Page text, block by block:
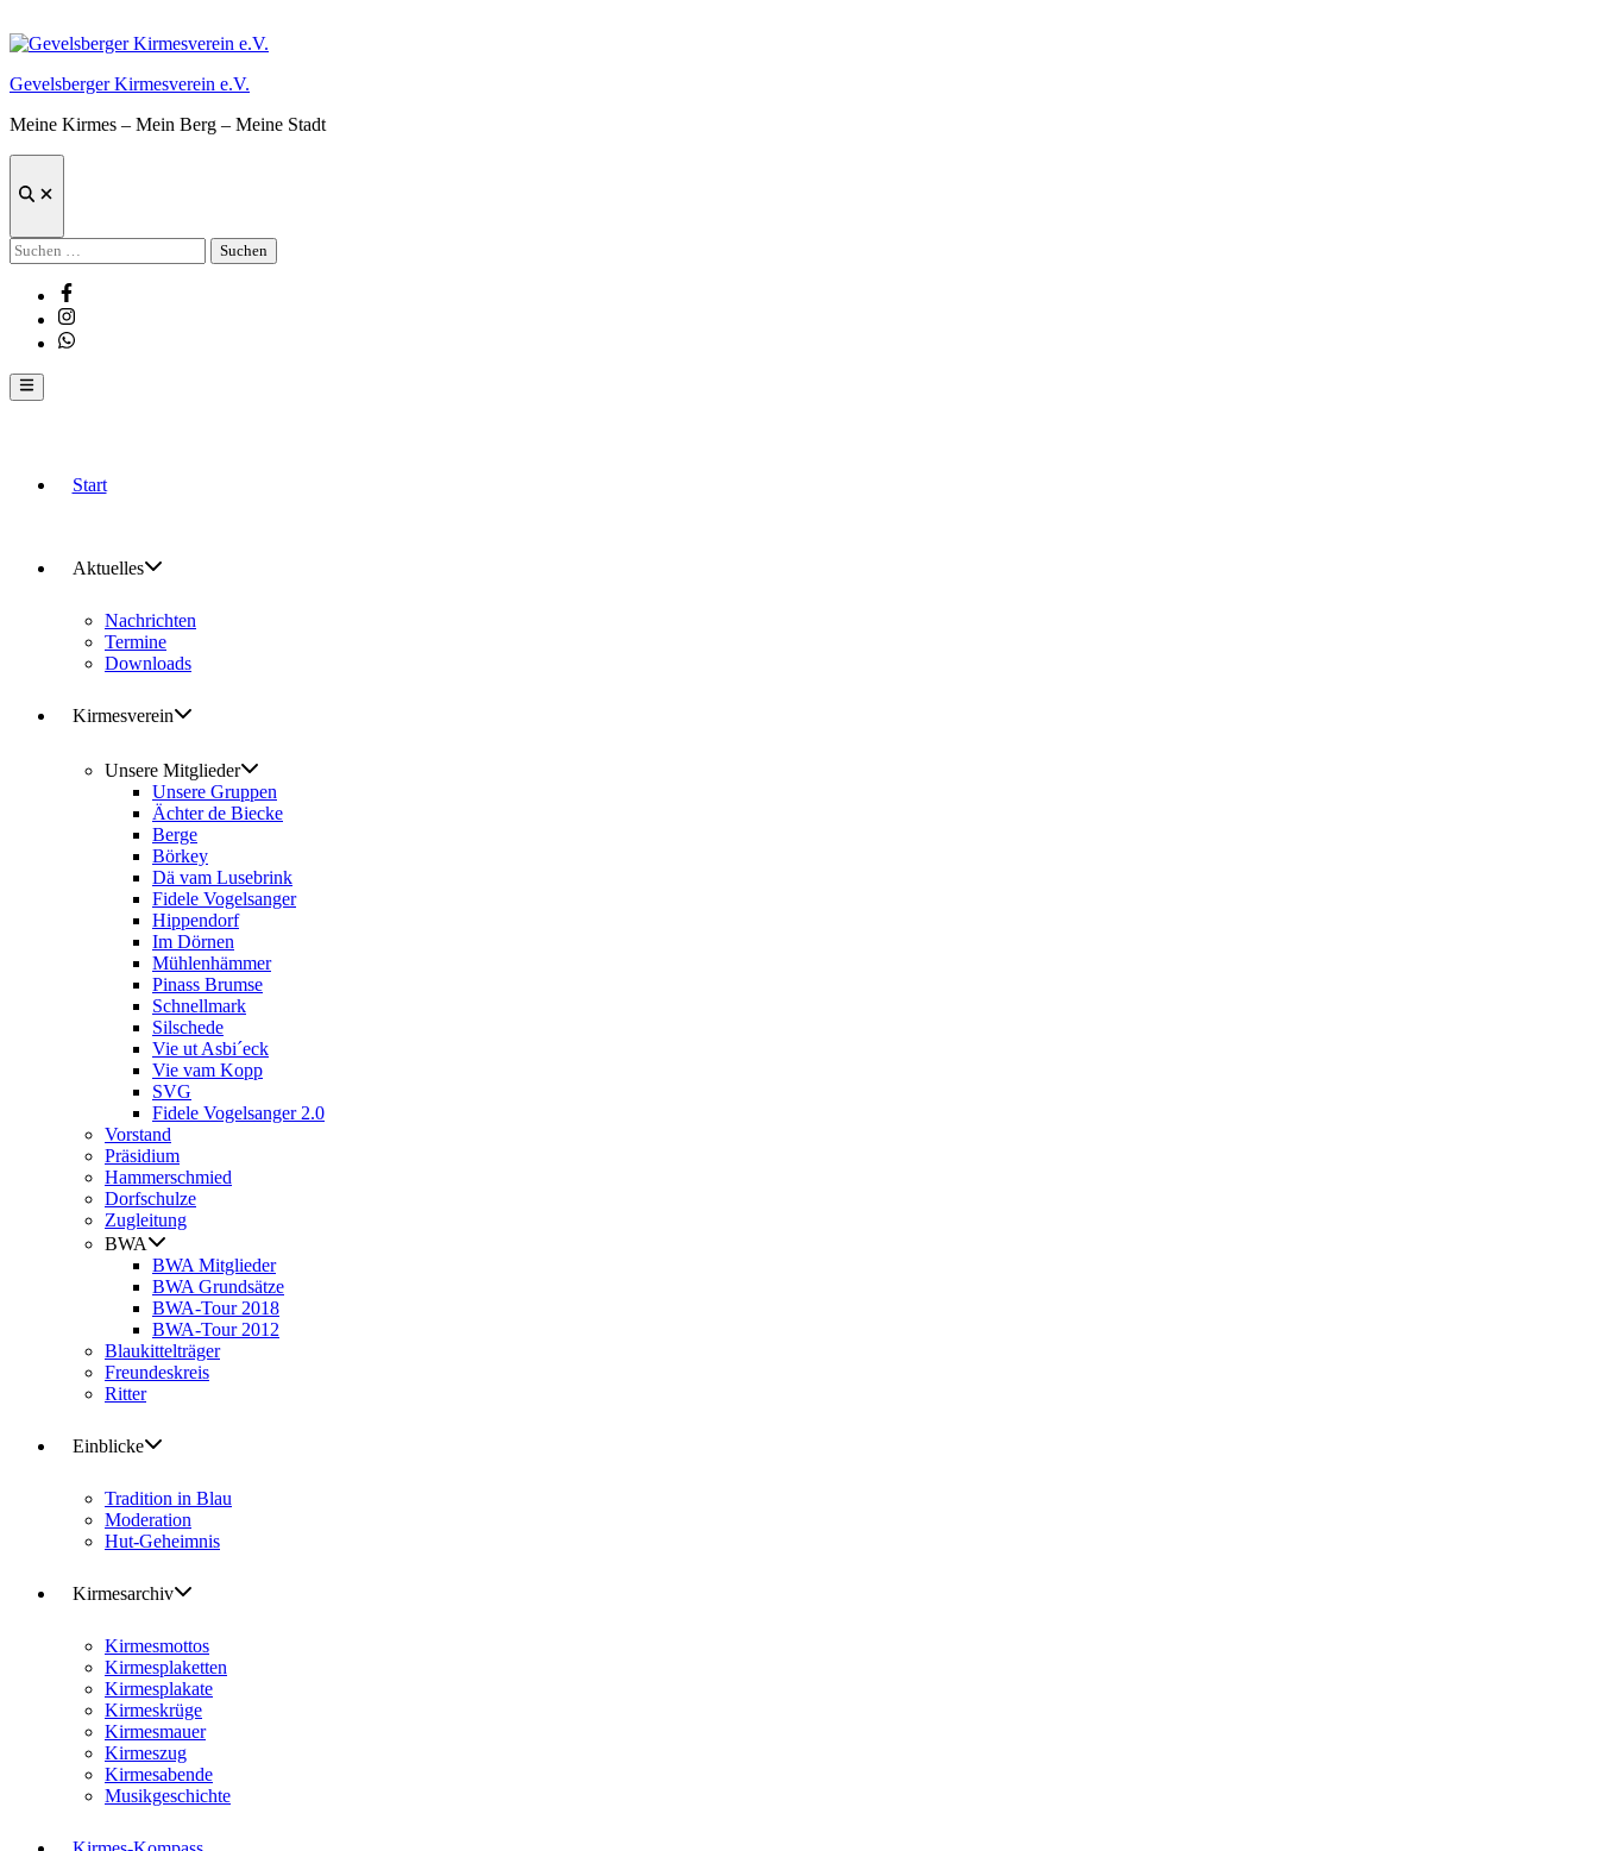
Inhalt
Gevelsberger Kirmesverein e.V.
Meine Kirmes – Mein Berg – Meine Stadt
Suche
Suchen
nach:
Facebook
Instagram
Whatsapp
Hauptmenü
Start
Aktuelles
Nachrichten
Termine
Downloads
Kirmesverein
Unsere Mitglieder
Unsere Gruppen
Ächter de Biecke
Berge
Börkey
Dä vam Lusebrink
Fidele Vogelsanger
Hippendorf
Im Dörnen
Mühlenhämmer
Pinass Brumse
Schnellmark
Silschede
Vie ut Asbi´eck
Vie vam Kopp
SVG
Fidele Vogelsanger 2.0
Vorstand
Präsidium
Hammerschmied
Dorfschulze
Zugleitung
BWA
BWA Mitglieder
BWA Grundsätze
BWA-Tour 2018
BWA-Tour 2012
Blaukittelträger
Freundeskreis
Ritter
Einblicke
Tradition in Blau
Moderation
Hut-Geheimnis
Kirmesarchiv
Kirmesmottos
Kirmesplaketten
Kirmesplakate
Kirmeskrüge
Kirmesmauer
Kirmeszug
Kirmesabende
Musikgeschichte